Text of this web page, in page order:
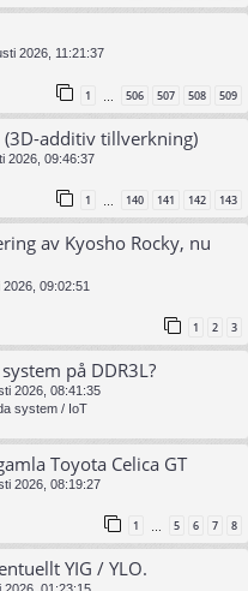
2026, 11:21:37
1 506 507 508 509
additiv tillverkning)
2026, 09:46:37
1 140 141 142 143
av Kyosho Rocky, nu
09:02:51
1 2 3
på DDR3L?
2026, 08:41:35
system / IoT
Toyota Celica GT
2026, 08:19:27
1 5 6 7 8
YIG / YLO.